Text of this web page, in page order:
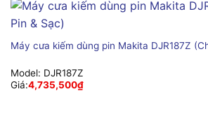
Máy cưa kiếm dùng pin Makita DJR187Z
Model: DJR187Z
Giá:4,735,500₫